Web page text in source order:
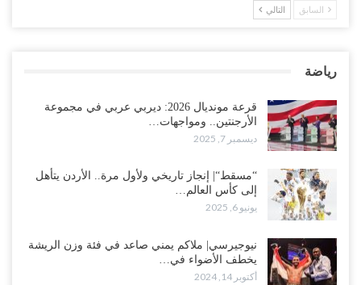
السابق التالي
رياضة
قرعة مونديال 2026: ديربي عربي في مجموعة
الأرجنتين.. ومواجهات…
ديسمبر 7, 2025
“مسقط“| إنجاز تاريخي ولأول مرة.. الأردن يتأهل
إلى كأس العالم…
يونيو 6, 2025
نيوجيرسي| ملاكم يمني صاعد في فئة وزن الريشة
يخطف الأضواء في…
أكتوبر 14, 2024